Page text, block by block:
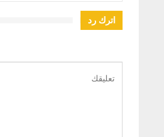
اترك رد